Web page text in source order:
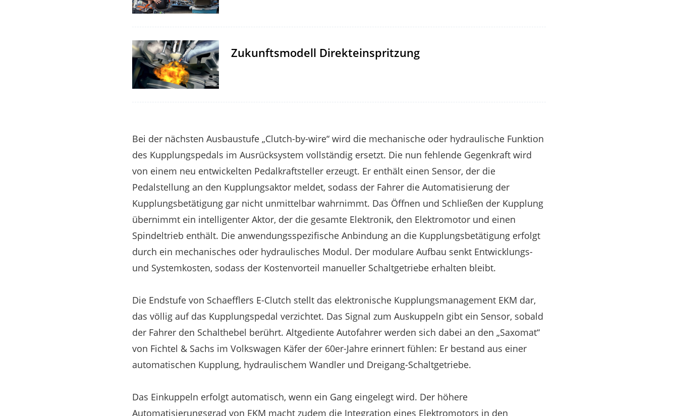
Zukunftsmodell Direkteinspritzung
Bei der nächsten Ausbaustufe „Clutch-by-wire“ wird die mechanische oder hydraulische Funktion
des Kupplungspedals im Ausrücksystem vollständig ersetzt. Die nun fehlende Gegenkraft wird
von einem neu entwickelten Pedalkraftsteller erzeugt. Er enthält einen Sensor, der die
Pedalstellung an den Kupplungsaktor meldet, sodass der Fahrer die Automatisierung der
Kupplungsbetätigung gar nicht unmittelbar wahrnimmt. Das Öffnen und Schließen der Kupplung
übernimmt ein intelligenter Aktor, der die gesamte Elektronik, den Elektromotor und einen
Spindeltrieb enthält. Die anwendungsspezifische Anbindung an die Kupplungsbetätigung erfolgt
durch ein mechanisches oder hydraulisches Modul. Der modulare Aufbau senkt Entwicklungs-
und Systemkosten, sodass der Kostenvorteil manueller Schaltgetriebe erhalten bleibt.
Die Endstufe von Schaefflers E-Clutch stellt das elektronische Kupplungsmanagement EKM dar,
das völlig auf das Kupplungspedal verzichtet. Das Signal zum Auskuppeln gibt ein Sensor, sobald
der Fahrer den Schalthebel berührt. Altgediente Autofahrer werden sich dabei an den „Saxomat“
von Fichtel & Sachs im Volkswagen Käfer der 60er-Jahre erinnert fühlen: Er bestand aus einer
automatischen Kupplung, hydraulischem Wandler und Dreigang-Schaltgetriebe.
Das Einkuppeln erfolgt automatisch, wenn ein Gang eingelegt wird. Der höhere
Automatisierungsgrad von EKM macht zudem die Integration eines Elektromotors in den